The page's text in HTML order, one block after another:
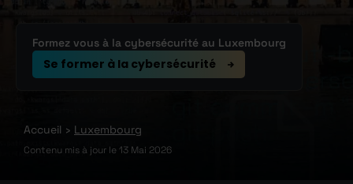
Formez vous à la cybersécurité au Luxembourg
Se former à la cybersécurité
Accueil Luxembourg
Contenu mis à jour le13 Mai 2026